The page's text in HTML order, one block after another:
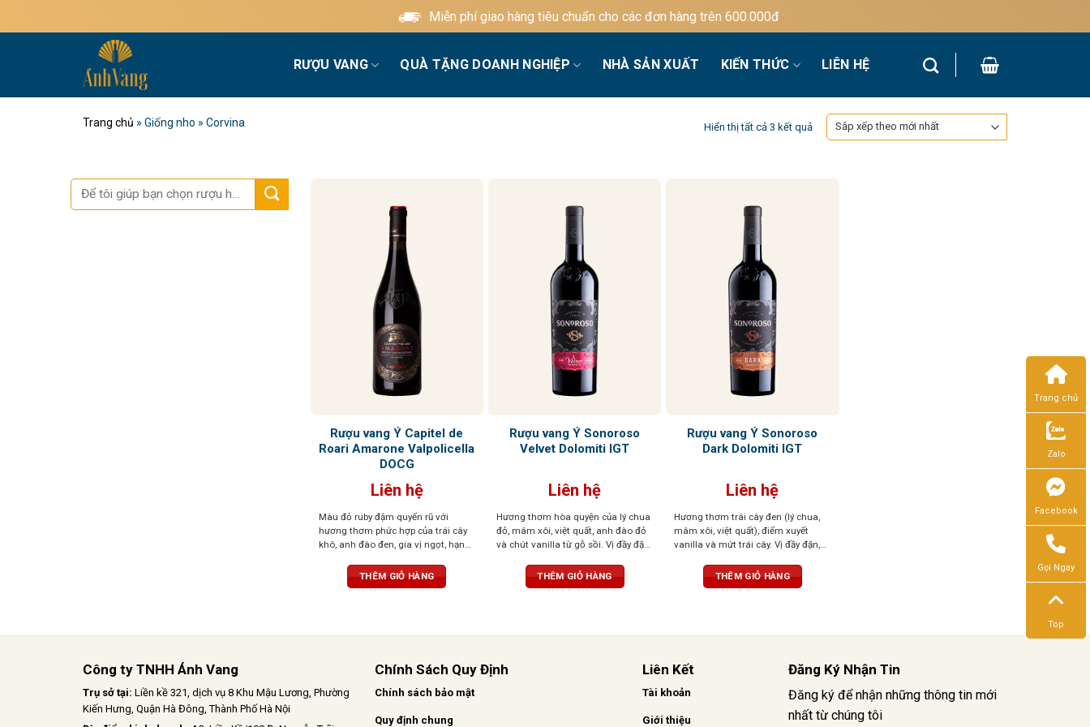
qua
Miễn phí giao hàng tiêu chuẩn cho các đơn hàng trên 600.000đ
RƯỢU VANG QUÀ TẶNG DOANH NGHIỆP NHÀ SẢN XUẤT KIẾN THỨC LIÊN HỆ
Trang chủ » Giống nho » Corvina Hiển thị tất cả 3 kết quảĐã
sắp
Tìm
kiếm:
Rượu vang Ý Capitel de
Roari Amarone Valpolicella
DOCG
Liên hệ
Màu đỏ ruby đậm quyến rũ với
hương thơm phức hợp của trái cây
khô, anh đào đen, gia vị ngọt, hạnh
sâu cuốn hút. Vị rượu đậm đà, dày
dặn với trái cây đen, vị đất, thịt đậm
THÊM GIỎ HÀNG
Rượu vang Ý Sonoroso
Velvet Dolomiti IGT
Liên hệ
Hương thơm hòa quyện của lý chua
đỏ, mâm xôi, việt quất, anh đào đỏ
và chút vanilla từ gỗ sồi. Vị đầy đặn,
bằng. Màu sắc đỏ sâu, đậm đà,
cuốn hút
THÊM GIỎ HÀNG
Rượu vang Ý Sonoroso
Dark Dolomiti IGT
Liên hệ
Hương thơm trái cây đen (lý chua,
mâm xôi, việt quất), điểm xuyết
vanilla và mứt trái cây. Vị đầy đặn,
chát. Sắc đỏ đậm, cuốn hút và cá
THÊM GIỎ HÀNG
Công ty TNHH Ánh Vang
Trụ sở tại: Liền kề 321, dịch vụ 8 Khu Mậu Lương, Phường
Kiến Hưng, Quận Hà Đông, Thành Phố Hà Nội
Chính Sách Quy Định
Chính sách bảo mật
Quy định chung
Liên Kết
Tài khoản
Giới thiệu
Đăng Ký Nhận Tin
Đăng ký để nhận những thông tin mới
nhất từ chúng tôi
Trang chủ
Zalo
Facebook
Gọi Ngay
Top